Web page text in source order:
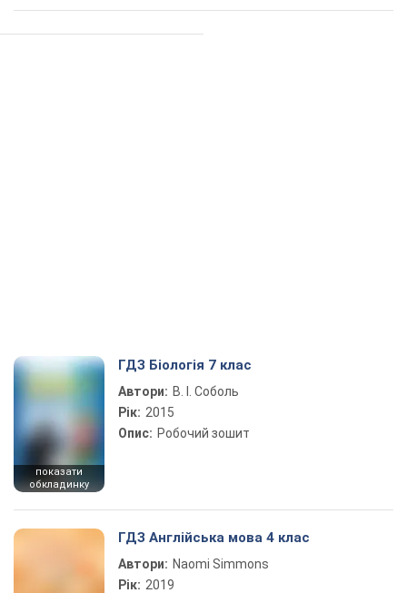
показати
обкладинку
ГДЗ Біологія 7 клас
Автори: В. І. Соболь
Рік: 2015
Опис: Робочий зошит
ГДЗ Англійська мова 4 клас
Автори: Naomi Simmons
Рік: 2019